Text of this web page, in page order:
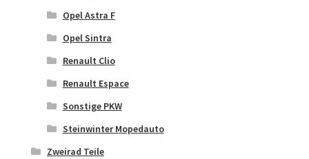
Opel Astra F
Opel Sintra
Renault Clio
Renault Espace
Sonstige PKW
Steinwinter Mopedauto
Zweirad Teile